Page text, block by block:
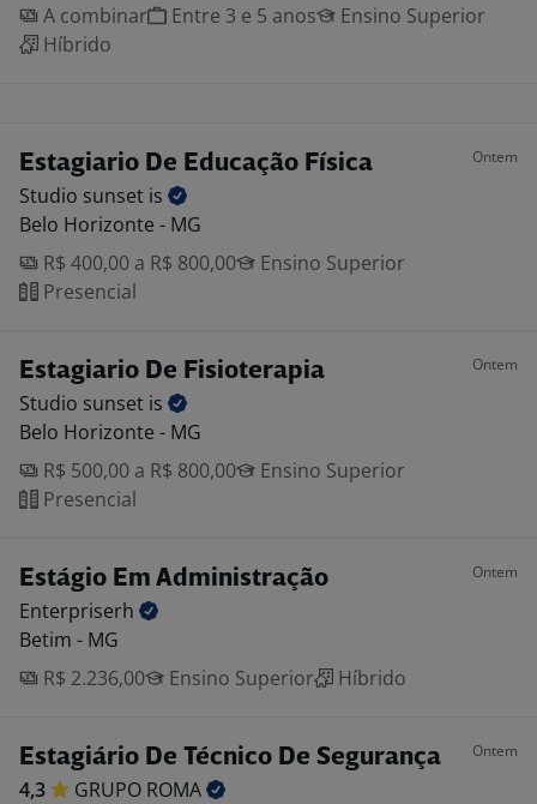
A combinar
Entre 3 e 5 anos
Ensino Superior
Híbrido
Estagiario De Educação Física Ontem
Studio sunset is
Belo Horizonte - MG
R$ 400,00 a R$ 800,00
Ensino Superior
Presencial
Estagiario De Fisioterapia Ontem
Studio sunset is
Belo Horizonte - MG
R$ 500,00 a R$ 800,00
Ensino Superior
Presencial
Estágio Em Administração Ontem
Enterpriserh
Betim - MG
R$ 2.236,00
Ensino Superior Híbrido
Estagiário De Técnico De Segurança Ontem
4,3 GRUPO ROMA